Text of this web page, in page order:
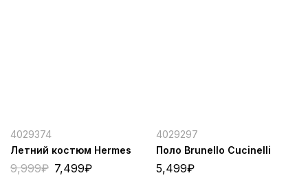
4029374
Летний костюм Hermes
9,999₽ 7,499₽
4029297
Поло Brunello Cucinelli
5,499₽